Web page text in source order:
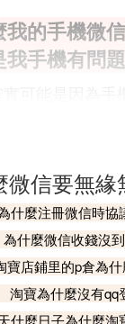
的手機微
手機有問題
的賬號曾經有
使用的是官
官方版本的微
相同的非官
手機存在其他
信版本均為
微信要無
什麼注冊微信時協
為什麼微信收錢沒
寶店鋪里的p倉為
淘寶為什麼沒有qq
什麼日子為什麼淘